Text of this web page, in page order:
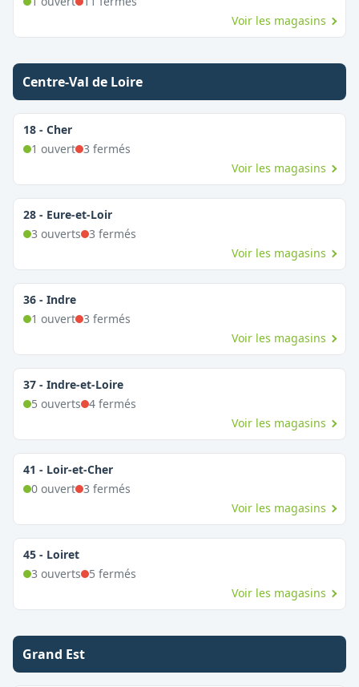
Voir les magasins
Centre-Val de Loire
18 - Cher
1 ouvert 3 fermés
Voir les magasins
28 - Eure-et-Loir
3 ouverts 3 fermés
Voir les magasins
36 - Indre
1 ouvert 3 fermés
Voir les magasins
37 - Indre-et-Loire
5 ouverts 4fermés
Voir les magasins
41 - Loir-et-Cher
0ouvert 3 fermés
Voir les magasins
45 - Loiret
3 ouverts 5 fermés
Voir les magasins
Grand Est